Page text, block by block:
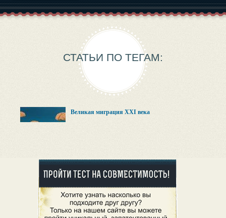
СТАТЬИ ПО ТЕГАМ:
Великая миграция XXI века